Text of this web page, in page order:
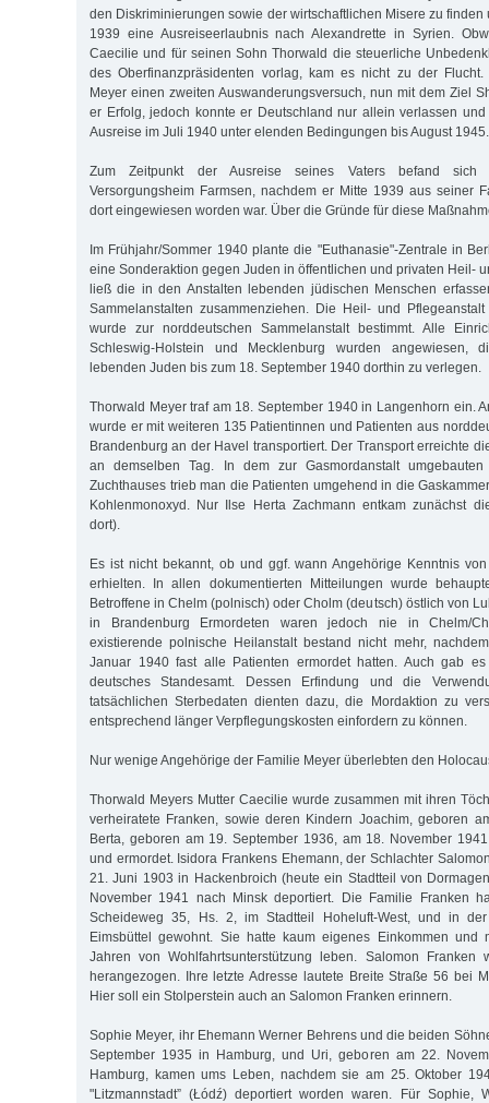
den Diskriminierungen sowie der wirtschaftlichen Misere zu finden
1939 eine Ausreiseerlaubnis nach Alexandrette in Syrien.
Caecilie und für seinen Sohn Thorwald die steuerliche
des Oberfinanzpräsidenten vorlag, kam es nicht zu der
Meyer einen zweiten Auswanderungsversuch, nun mit dem Ziel
er Erfolg, jedoch konnte er Deutschland nur allein verlassen
Ausreise im Juli 1940 unter elenden Bedingungen bis August 1945.
Zum Zeitpunkt der Ausreise seines Vaters befand sich
Versorgungsheim Farmsen, nachdem er Mitte 1939 aus seiner
dort eingewiesen worden war. Über die Gründe für diese
Im Frühjahr/Sommer 1940 plante die "Euthanasie"-Zentrale in
eine Sonderaktion gegen Juden in öffentlichen und privaten Heil-
ließ die in den Anstalten lebenden jüdischen Menschen
Sammelanstalten zusammenziehen. Die Heil- und
wurde zur norddeutschen Sammelanstalt bestimmt. Alle
Schleswig-Holstein und Mecklenburg wurden angewiesen,
lebenden Juden bis zum 18. September 1940 dorthin zu verlegen.
Thorwald Meyer traf am 18. September 1940 in Langenhorn ein.
wurde er mit weiteren 135 Patientinnen und Patienten aus
Brandenburg an der Havel transportiert. Der Transport erreichte
an demselben Tag. In dem zur Gasmordanstalt
Zuchthauses trieb man die Patienten umgehend in die
Kohlenmonoxyd. Nur Ilse Herta Zachmann entkam zunächst
dort).
Es ist nicht bekannt, ob und ggf. wann Angehörige Kenntnis
erhielten. In allen dokumentierten Mitteilungen wurde
Betroffene in Chelm (polnisch) oder Cholm (deutsch) östlich von
in Brandenburg Ermordeten waren jedoch nie in Chelm/
existierende polnische Heilanstalt bestand nicht mehr,
Januar 1940 fast alle Patienten ermordet hatten. Auch gab
deutsches Standesamt. Dessen Erfindung und die
tatsächlichen Sterbedaten dienten dazu, die Mordaktion zu
entsprechend länger Verpflegungskosten einfordern zu können.
Nur wenige Angehörige der Familie Meyer überlebten den
Thorwald Meyers Mutter Caecilie wurde zusammen mit ihren
verheiratete Franken, sowie deren Kindern Joachim, geboren
Berta, geboren am 19. September 1936, am 18. November
und ermordet. Isidora Frankens Ehemann, der Schlachter
21. Juni 1903 in Hackenbroich (heute ein Stadtteil von
November 1941 nach Minsk deportiert. Die Familie Franken
Scheideweg 35, Hs. 2, im Stadtteil Hoheluft-West, und in
Eimsbüttel gewohnt. Sie hatte kaum eigenes Einkommen und
Jahren von Wohlfahrtsunterstützung leben. Salomon Franken
herangezogen. Ihre letzte Adresse lautete Breite Straße 56 bei
Hier soll ein Stolperstein auch an Salomon Franken erinnern.
Sophie Meyer, ihr Ehemann Werner Behrens und die beiden
September 1935 in Hamburg, und Uri, geboren am 22.
Hamburg, kamen ums Leben, nachdem sie am 25. Oktober
"Litzmannstadt” (Łódź) deportiert worden waren. Für Sophie,